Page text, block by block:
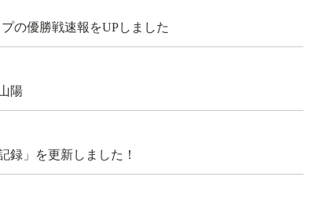
の優勝戦速報をUPしました
陽
録」を更新しました！